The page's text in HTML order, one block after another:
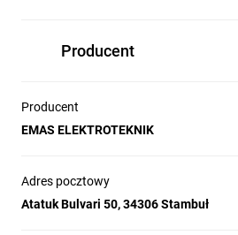
Producent
Producent
EMAS ELEKTROTEKNIK
Adres pocztowy
Atatuk Bulvari 50, 34306 Stambuł